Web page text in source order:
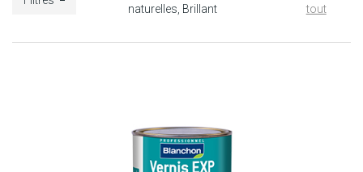
naturelles Brillant
tout